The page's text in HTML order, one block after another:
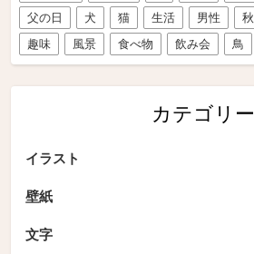
父の日
犬 猫 生活 男性 秋
趣味
風景 食べ物 飲み会 鳥
カテゴリー
イラスト
壁紙
文字